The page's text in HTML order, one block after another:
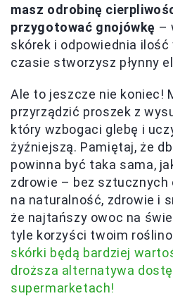
masz odrobinę
przygotować gnojówkę –
skórek i odpowiednia ilość
czasie stworzysz płynny
Ale to jeszcze nie koniec!
przyrządzić proszek z
który wzbogaci glebę i
żyźniejszą. Pamiętaj, że
powinna być taka sama,
zdrowie – bez
na naturalność, zdrowie i
że najtańszy owoc na
tyle korzyści twoim
skórki będą bardziej
droższa alternatywa
supermarketach!